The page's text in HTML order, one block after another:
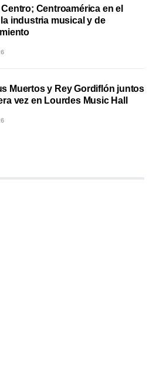
Centro; Centroamérica en el
industria musical y de
Muertos y Rey Gordiflón juntos
vez en Lourdes Music Hall